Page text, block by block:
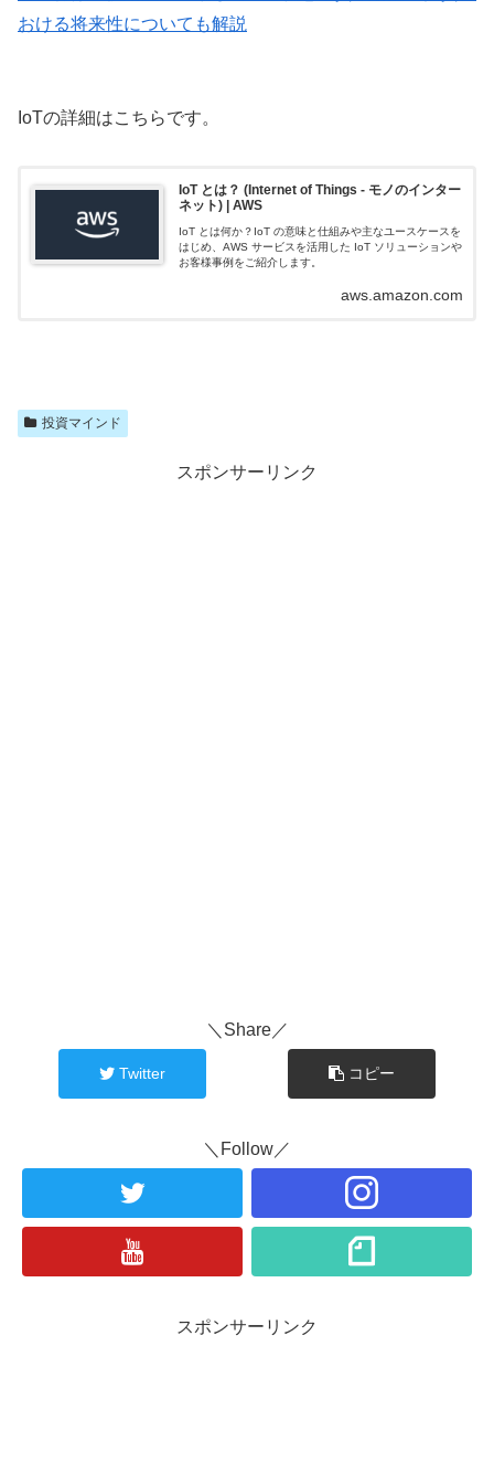
おける将来性についても解説
IoTの詳細はこちらです。
IoT とは？ (Internet of Things - モノのインター
ネット) | AWS
IoT とは何か？IoT の意味と仕組みや主なユースケースを
はじめ、AWS サービスを活用した IoT ソリューションや
お客様事例をご紹介します。
aws.amazon.com
投資マインド
スポンサーリンク
＼Share／
Twitter コピー
＼Follow／
スポンサーリンク